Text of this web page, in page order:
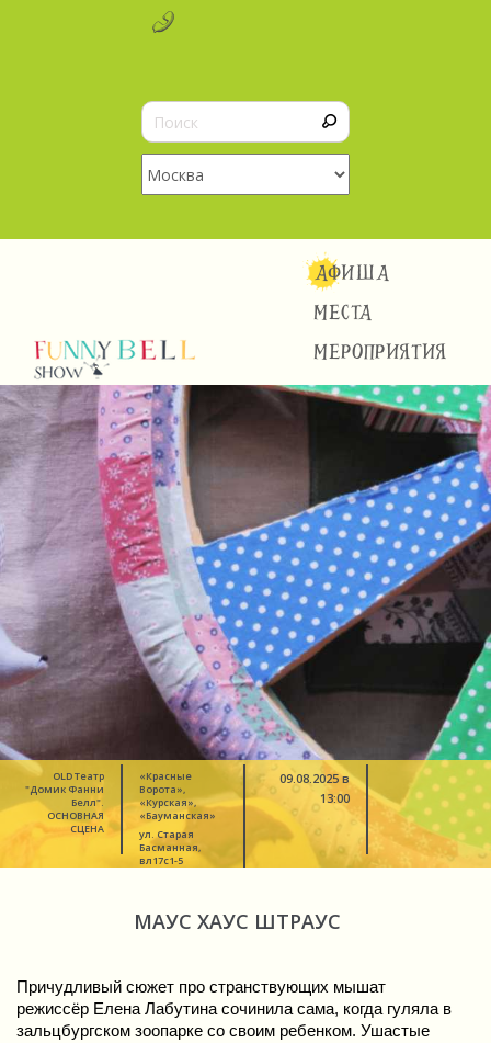
АФИША
МЕСТА
МЕРОПРИЯТИЯ
OLD Театр
"Домик Фанни
Белл".
ОСНОВНАЯ
СЦЕНА
«Красные
Ворота»,
«Курская»,
«Бауманская»
ул. Старая
Басманная,
вл17с1-5
09.08.2025 в
13:00
МАУС ХАУС ШТРАУС
Причудливый сюжет про странствующих мышат
режиссёр Елена Лабутина сочинила сама, когда гуляла в
зальцбургском зоопарке со своим ребенком. Ушастые